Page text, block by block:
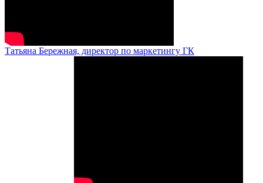
Татьяна Бережная, директор по маркетингу ГК